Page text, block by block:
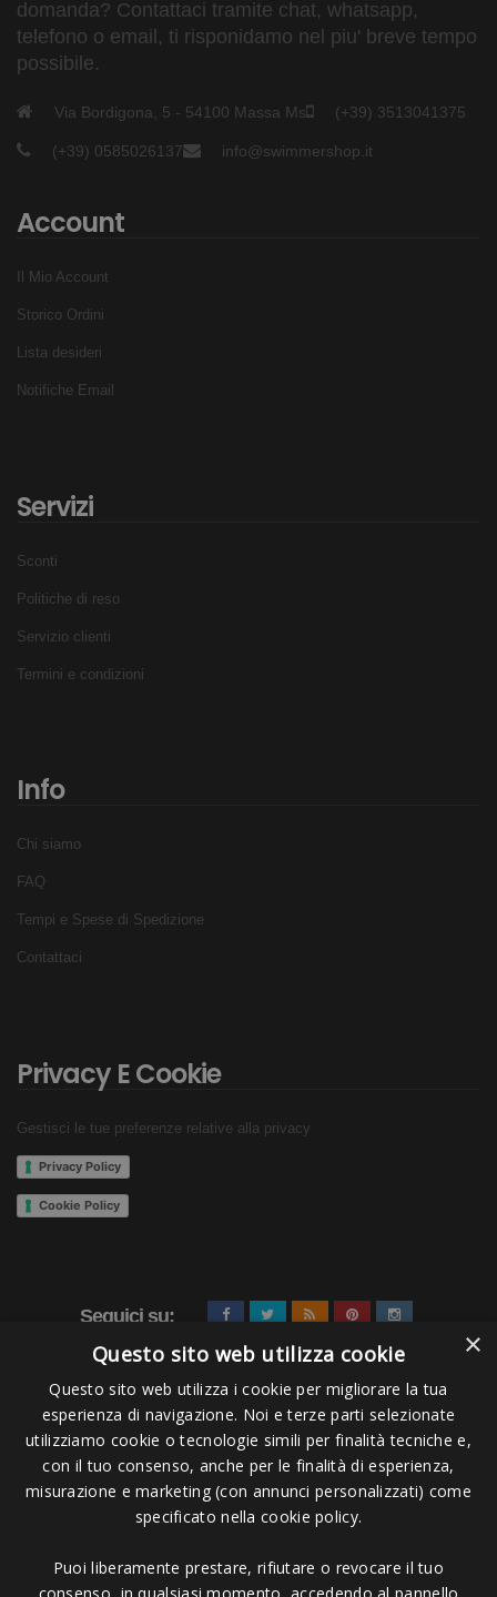
domanda? Contattaci tramite chat, whatsapp,
telefono o email, ti risponidamo nel piu' breve tempo
possibile.
Via Bordigona, 5 - 54100 Massa Ms (+39) 3513041375
(+39) 0585026137 info@swimmershop.it
Account
Il Mio Account
Storico Ordini
Lista desideri
Notifiche Email
Servizi
Sconti
Politiche di reso
Servizio clienti
Termini e condizioni
Info
Chi siamo
FAQ
Tempi e Spese di Spedizione
Contattaci
Privacy E Cookie
Gestisci le tue preferenze relative alla privacy
Privacy Policy
Cookie Policy
Seguici su:
Pagamenti Accettati
×
Questo sito web utilizza cookie
Questo sito web utilizza i cookie per migliorare la tua
esperienza di navigazione. Noi e terze parti selezionate
utilizziamo cookie o tecnologie simili per finalità tecniche e,
con il tuo consenso, anche per le finalità di esperienza,
misurazione e marketing (con annunci personalizzati) come
specificato nella cookie policy.
Puoi liberamente prestare, rifiutare o revocare il tuo